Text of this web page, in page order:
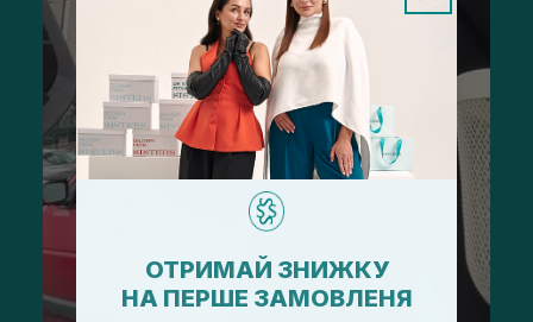
ОТРИМАЙ ЗНИЖКУ
НА ПЕРШЕ ЗАМОВЛЕНЯ